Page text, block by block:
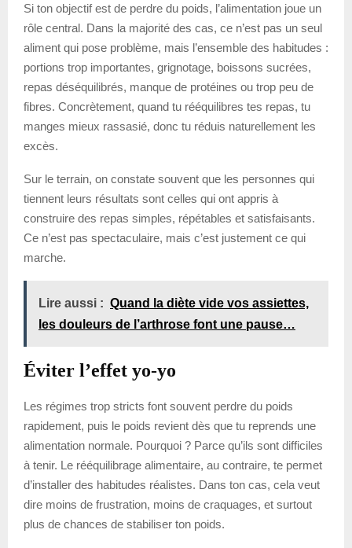
Si ton objectif est de perdre du poids, l’alimentation joue un
rôle central. Dans la majorité des cas, ce n’est pas un seul
aliment qui pose problème, mais l’ensemble des habitudes :
portions trop importantes, grignotage, boissons sucrées,
repas déséquilibrés, manque de protéines ou trop peu de
fibres. Concrètement, quand tu rééquilibres tes repas, tu
manges mieux rassasié, donc tu réduis naturellement les
excès.
Sur le terrain, on constate souvent que les personnes qui
tiennent leurs résultats sont celles qui ont appris à
construire des repas simples, répétables et satisfaisants.
Ce n’est pas spectaculaire, mais c’est justement ce qui
marche.
Lire aussi : Quand la diète vide vos assiettes,
les douleurs de l’arthrose font une pause…
Éviter l’effet yo-yo
Les régimes trop stricts font souvent perdre du poids
rapidement, puis le poids revient dès que tu reprends une
alimentation normale. Pourquoi ? Parce qu’ils sont difficiles
à tenir. Le rééquilibrage alimentaire, au contraire, te permet
d’installer des habitudes réalistes. Dans ton cas, cela veut
dire moins de frustration, moins de craquages, et surtout
plus de chances de stabiliser ton poids.